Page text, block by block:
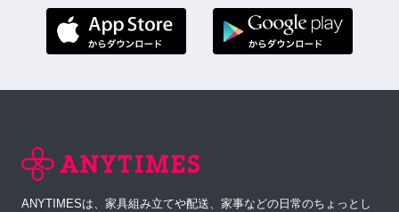
ANYTIMESは、家具組み立てや配送、家事などの日常のちょっとし